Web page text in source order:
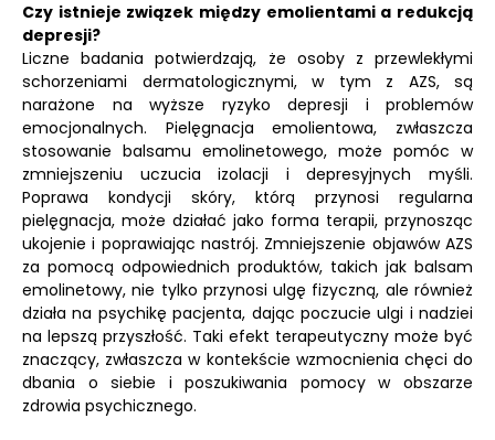
Czy istnieje związek między emolientami a redukcją
depresji?
Liczne badania potwierdzają, że osoby z przewlekłymi
schorzeniami dermatologicznymi, w tym z AZS, są
narażone na wyższe ryzyko depresji i problemów
emocjonalnych. Pielęgnacja emolientowa, zwłaszcza
stosowanie balsamu emolinetowego, może pomóc w
zmniejszeniu uczucia izolacji i depresyjnych myśli.
Poprawa kondycji skóry, którą przynosi regularna
pielęgnacja, może działać jako forma terapii, przynosząc
ukojenie i poprawiając nastrój. Zmniejszenie objawów AZS
za pomocą odpowiednich produktów, takich jak balsam
emolinetowy, nie tylko przynosi ulgę fizyczną, ale również
działa na psychikę pacjenta, dając poczucie ulgi i nadziei
na lepszą przyszłość. Taki efekt terapeutyczny może być
znaczący, zwłaszcza w kontekście wzmocnienia chęci do
dbania o siebie i poszukiwania pomocy w obszarze
zdrowia psychicznego.